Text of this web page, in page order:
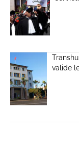
valide